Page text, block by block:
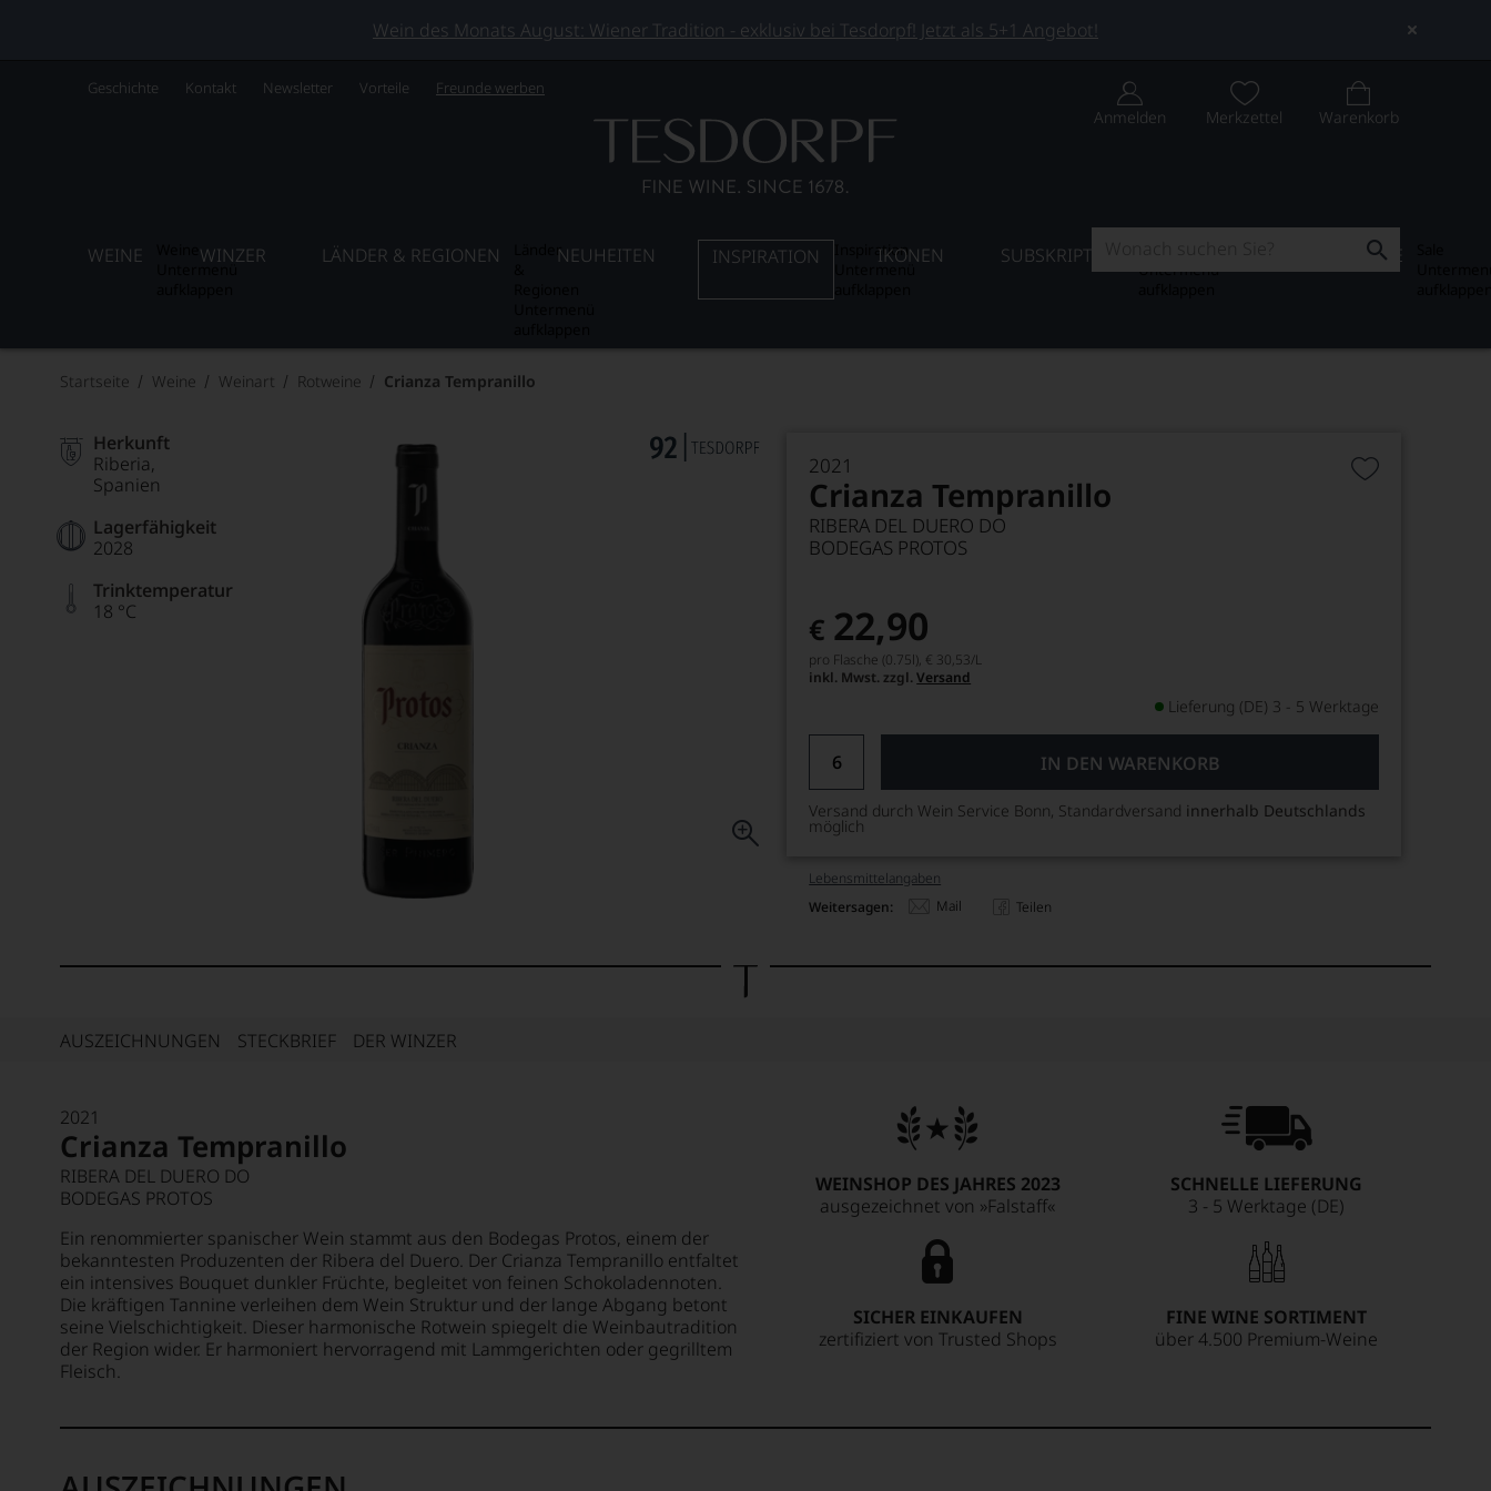
Wein des Monats August: Wiener Tradition - exklusiv bei Tesdorpf! Jetzt als 5+1 Angebot!
Geschichte Kontakt Newsletter Vorteile Freunde werben
Anmelden Merkzettel Warenkorb
WEINE WINZER LÄNDER & REGIONEN
LänderNEUHEITEN INSPIRATION
InspirationIKONEN SUBSKRIPTION
Untermenü
SALE
Startseite Weine Weinart Rotweine Crianza Tempranillo
Herkunft
Riberia
Spanien
Lagerfähigkeit
2028
Trinktemperatur
18 °C
2021
Crianza Tempranillo
RIBERA DEL DUERO DO
BODEGAS PROTOS
€ 22,90
pro Flasche (0.75l), € 30,53/L
inkl. Mwst. zzgl.Versand
Lieferung (DE) 3 - 5 Werktage
IN DEN WARENKORB
Versand durch Wein Service Bonn, Standardversand innerhalb Deutschlands
möglich
Lebensmittel­angaben
Weitersagen:
Mail Teilen
AUSZEICHNUNGEN STECKBRIEF DER WINZER
2021
Crianza Tempranillo
RIBERA DEL DUERO DO
BODEGAS PROTOS
Ein renommierter spanischer Wein stammt aus den Bodegas Protos, einem der
bekanntesten Produzenten der Ribera del Duero. Der Crianza Tempranillo entfaltet
ein intensives Bouquet dunkler Früchte, begleitet von feinen Schokoladennoten.
Die kräftigen Tannine verleihen dem Wein Struktur und der lange Abgang betont
seine Vielschichtigkeit. Dieser harmonische Rotwein spiegelt die Weinbautradition
der Region wider. Er harmoniert hervorragend mit Lammgerichten oder gegrilltem
Fleisch.
WEINSHOP DES JAHRES 2023
ausgezeichnet von »Falstaff«
SCHNELLE LIEFERUNG
3 - 5 Werktage (DE)
SICHER EINKAUFEN
zertifiziert von Trusted Shops
FINE WINE SORTIMENT
über 4.500 Premium-Weine